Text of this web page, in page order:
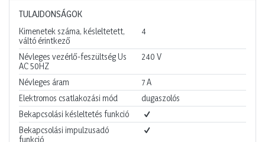
TULAJDONSÁGOK
Kimenetek száma, késleltetett,
váltó érintkező
4
Névleges vezérlő-feszültség Us
AC 50HZ
240 V
Névleges áram 7A
Elektromos csatlakozási mód
dugaszolós
Bekapcsolási késleltetés funkció
Bekapcsolási impulzusadó
funkció